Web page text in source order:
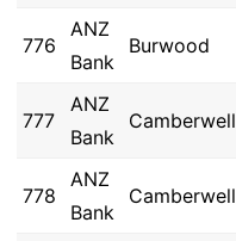
776
ANZ
Bank
Burwood
777
ANZ
Bank
Camberwell
778
ANZ
Bank
Camberwell